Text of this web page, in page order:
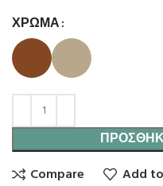
ΧΡΏΜΑ
Compare
Add